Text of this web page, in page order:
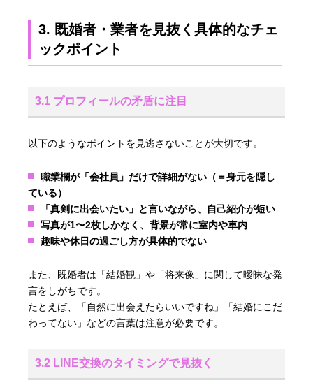
3. 既婚者・業者を見抜く具体的なチェ
ックポイント
3.1 プロフィールの矛盾に注目
以下のようなポイントを見逃さないことが大切です。
職業欄が「会社員」だけで詳細がない（＝身元を隠し
ている）
「真剣に出会いたい」と言いながら、自己紹介が短い
写真が1〜2枚しかなく、背景が常に室内や車内
趣味や休日の過ごし方が具体的でない
また、既婚者は「結婚観」や「将来像」に関して曖昧な発
言をしがちです。
たとえば、「自然に出会えたらいいですね」「結婚にこだ
わってない」などの言葉は注意が必要です。
3.2 LINE交換のタイミングで見抜く